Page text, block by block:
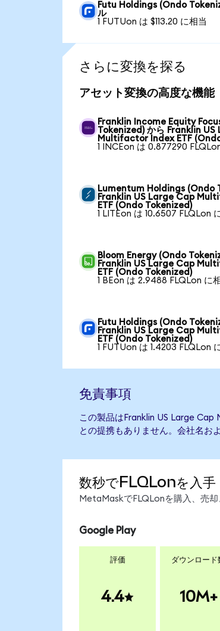
Futu Holdings (Ondo
ル
1 FUTUon は $113.20 に相当
さらに変換を探る
アセット変換の高度な機能
Franklin Income Equity
Tokenized) から Franklin
Multifactor Index ETF
1 INCEon は 0.877290
Lumentum Holdings (Ondo
Franklin US Large Cap
ETF (Ondo Tokenized)
1 LITEon は 10.6507 FLQLon
Bloom Energy (Ondo
Franklin US Large Cap
ETF (Ondo Tokenized)
1 BEon は 2.9488 FLQLon に
Futu Holdings (Ondo
Franklin US Large Cap
ETF (Ondo Tokenized)
1 FUTUon は 1.4203 FLQLon
免責事項
この製品はFranklin US Large
との提携もありません。会社名お
数秒でFLQLonを入手
MetaMaskでFLQLonを購入、売
Google Play
評価
4.4
ダウンロード
10M+